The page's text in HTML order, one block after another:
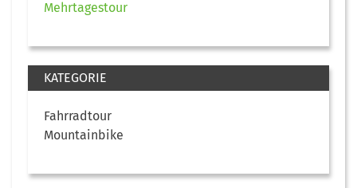
Mehrtagestour
KATEGORIE
Fahrradtour
Mountainbike